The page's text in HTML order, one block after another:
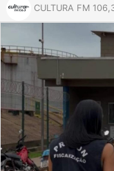
CULTURA FM